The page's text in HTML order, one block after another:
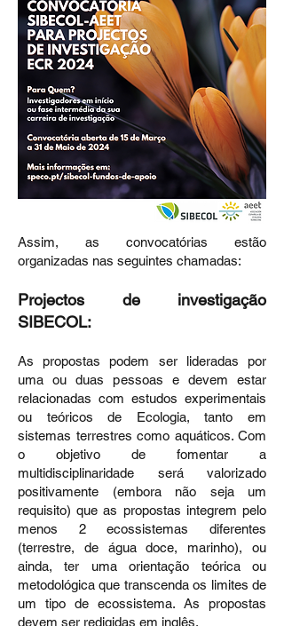
Assim, as convocatórias estão
organizadas nas seguintes chamadas:
Projectos de investigação
SIBECOL:
As propostas podem ser lideradas por
uma ou duas pessoas e devem estar
relacionadas com estudos experimentais
ou teóricos de Ecologia, tanto em
sistemas terrestres como aquáticos. Com
o objetivo de fomentar a
multidisciplinaridade será valorizado
positivamente (embora não seja um
requisito) que as propostas integrem pelo
menos 2 ecossistemas diferentes
(terrestre, de água doce, marinho), ou
ainda, ter uma orientação teórica ou
metodológica que transcenda os limites de
um tipo de ecossistema. As propostas
devem ser redigidas em inglês.